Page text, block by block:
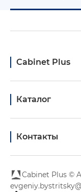
Cabinet Plus
Каталог
Контакты
Cabinet Plus ©